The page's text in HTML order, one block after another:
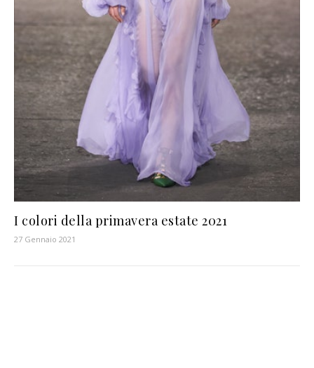
I colori della primavera estate 2021
27 Gennaio 2021